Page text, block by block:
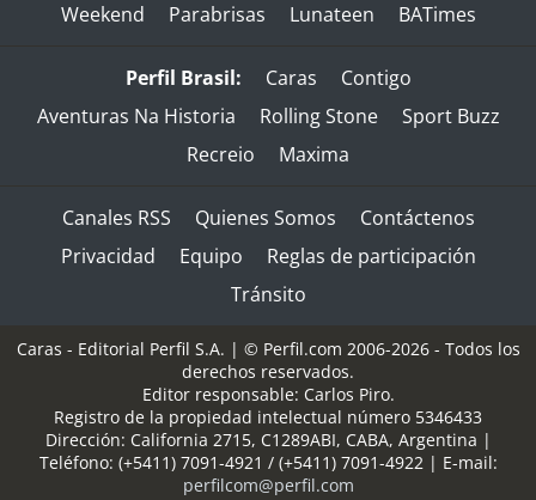
Weekend
Parabrisas Lunateen BATimes
Perfil Brasil: Caras
Contigo
Aventuras Na Historia
Rolling Stone
Sport Buzz
Recreio
Maxima
Canales RSS Quienes Somos
Contáctenos
Privacidad
Equipo
Reglas de participación
Tránsito
Caras - Editorial Perfil S.A. | © Perfil.com 2006-2026 - Todos los
derechos reservados.
Editor responsable: Carlos Piro.
Registro de la propiedad intelectual número 5346433
Dirección: California 2715, C1289ABI, CABA, Argentina |
Teléfono: (+5411) 7091-4921 / (+5411) 7091-4922| E-mail:
perfilcom@perfil.com